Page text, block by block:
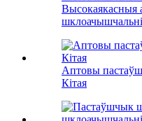
Высокаякасныя
Аптовы
Кітая